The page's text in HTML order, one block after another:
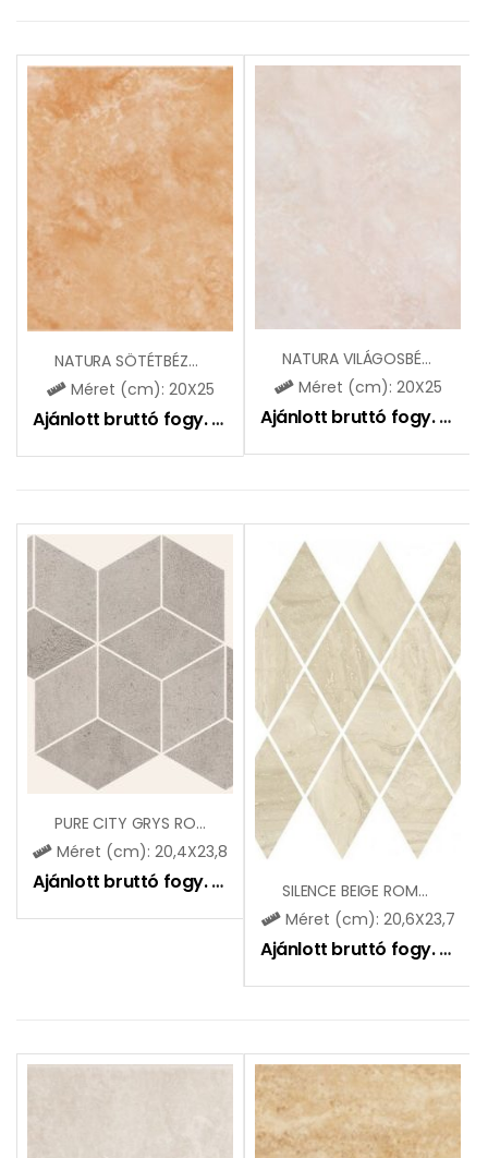
NATURA SÖTÉTBÉZS ZBE785
Méret (cm): 20X25
Ajánlott bruttó fogy. ár: 5195Ft
NATURA VILÁGOSBÉZS ZBE784
Méret (cm): 20X25
Ajánlott bruttó fogy. ár:
PURE CITY GRYS ROMB HEXAGON MOZAIK
Méret (cm): 20,4X23,8
Ajánlott bruttó fogy. ár: 7700Ft
SILENCE BEIGE ROMB PILLOW MOZAIK
Méret (cm): 20,6X23,7
Ajánlott bruttó fogy. ár: